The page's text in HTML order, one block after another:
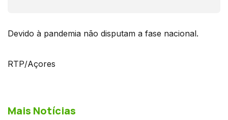
Devido à pandemia não disputam a fase nacional.
RTP/Açores
Mais Notícias